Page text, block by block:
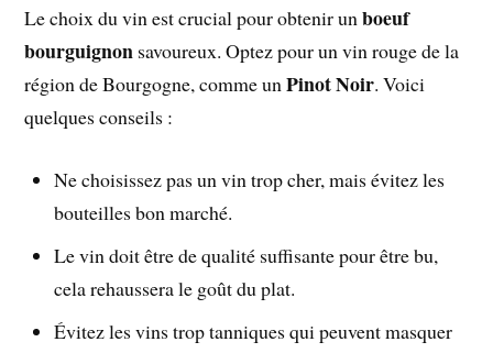
Le choix du vin est crucial pour obtenir unboeuf
bourguignon savoureux. Optez pour un vin rouge de la
région de Bourgogne, comme unPinot Noir. Voici
quelques conseils :
Ne choisissez pas un vin trop cher, mais évitez les
bouteilles bon marché.
Le vin doit être de qualité suffisante pour être bu,
cela rehaussera le goût du plat.
Évitez les vins trop tanniques qui peuvent masquer